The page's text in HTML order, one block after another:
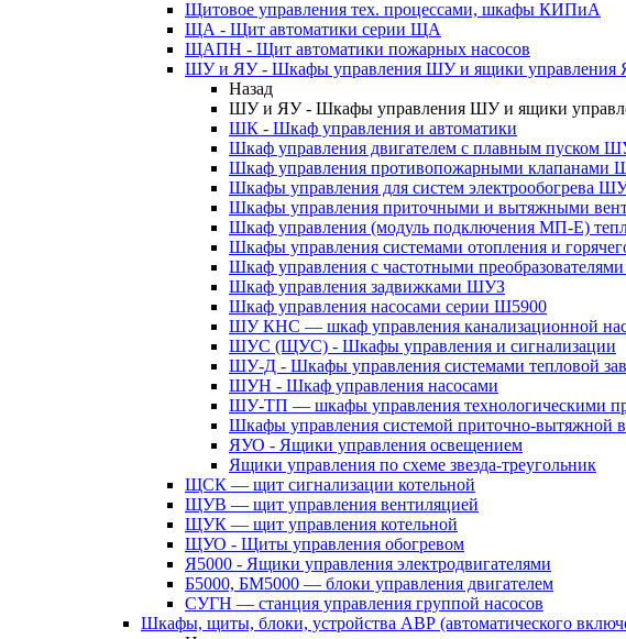
Щитовое управления тех. процессами, шкафы КИПиА
ЩА - Щит автоматики серии ЩА
ЩАПН - Щит автоматики пожарных насосов
ШУ и ЯУ - Шкафы управления ШУ и ящики управления
Назад
ШУ и ЯУ - Шкафы управления ШУ и ящики
ШК - Шкаф управления и автоматики
Шкаф управления двигателем с плавным пуском
Шкаф управления противопожарными
Шкафы управления для систем электрообогрева
Шкафы управления приточными и вытяжными
Шкаф управления (модуль подключения МП-Е)
Шкафы управления системами отопления и
Шкаф управления с частотными
Шкаф управления задвижками ШУЗ
Шкаф управления насосами серии Ш5900
ШУ КНС — шкаф управления канализационной
ШУС (ЩУС) - Шкафы управления и сигнализации
ШУ-Д - Шкафы управления системами тепловой
ШУН - Шкаф управления насосами
ШУ-ТП — шкафы управления технологическими
Шкафы управления системой приточно-вытяжной
ЯУО - Ящики управления освещением
Ящики управления по схеме звезда-треугольник
ЩСК — щит сигнализации котельной
ЩУВ — щит управления вентиляцией
ЩУК — щит управления котельной
ЩУО - Щиты управления обогревом
Я5000 - Ящики управления электродвигателями
Б5000, БМ5000 — блоки управления двигателем
СУГН — станция управления группой насосов
Шкафы, щиты, блоки, устройства АВР (автоматического